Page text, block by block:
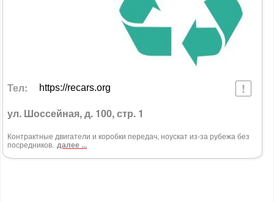
Тел: https://recars.org
ул. Шоссейная, д. 100, стр. 1
Контрактные двигатели и коробки передач, ноускат из-за рубежа без
посредников. далее ...